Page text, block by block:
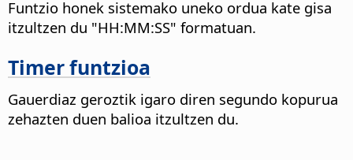
Funtzio honek sistemako uneko ordua kate gisa
itzultzen du "HH:MM:SS" formatuan.
Timer funtzioa
Gauerdiaz geroztik igaro diren segundo kopurua
zehazten duen balioa itzultzen du.